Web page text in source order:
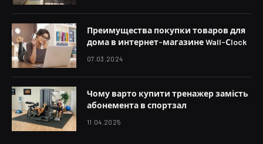
Преимущества покупки товаров для
дома в интернет-магазине Wall-Сlock
07.03.2024
Чому варто купити тренажер замість
абонемента в спортзал
11.04.2025